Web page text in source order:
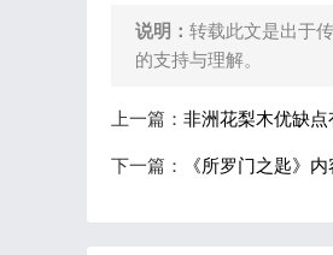
说明： 转载此文是出于
的支持与理解。
上一篇： 非洲花梨木优缺点
下一篇： 《所罗门之匙》